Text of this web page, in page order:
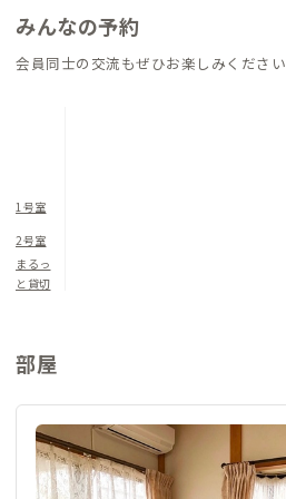
みんなの予約
会員同士の交流もぜひお楽しみください
1号室
2号室
まるっ
と貸切
部屋